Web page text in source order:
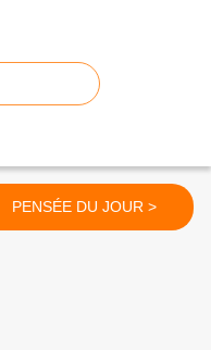
PENSÉE DU JOUR >